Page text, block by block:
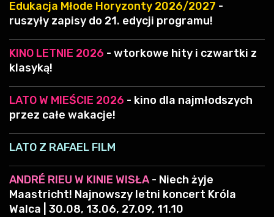
Edukacja Młode Horyzonty 2026/2027 -
ruszyły zapisy do 21. edycji programu!
KINO LETNIE 2026 - wtorkowe hity i czwartki z
klasyką!
LATO W MIEŚCIE 2026 - kino dla najmłodszych
przez całe wakacje!
LATO Z RAFAEL FILM
ANDRÉ RIEU W KINIE WISŁA- Niech żyje
Maastricht! Najnowszy letni koncert Króla
Walca | 30.08, 13.06, 27.09, 11.10